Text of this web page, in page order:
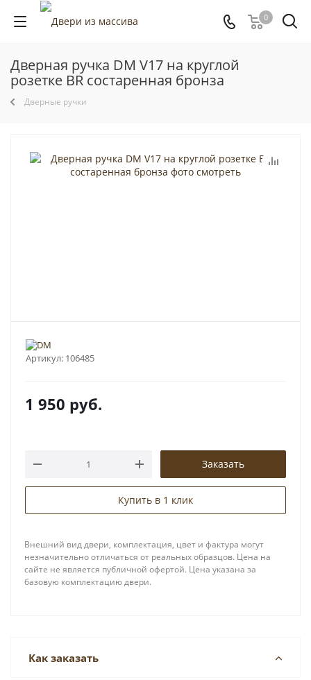
0
Дверная ручка DM V17 на круглой
розетке BR состаренная бронза
Дверные ручки
Артикул: 106485
1 950 руб.
Заказать
Купить в 1 клик
Внешний вид двери, комплектация, цвет и фактура могут
незначительно отличаться от реальных образцов. Цена на
сайте не является публичной офертой. Цена указана за
базовую комплектацию двери.
Как заказать